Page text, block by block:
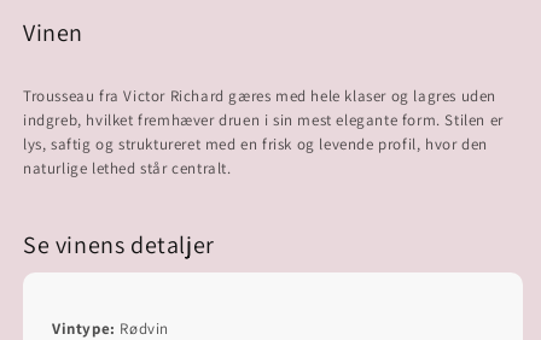
Vinen
Trousseau fra Victor Richard gæres med hele klaser og lagres uden
indgreb, hvilket fremhæver druen i sin mest elegante form. Stilen er
lys, saftig og struktureret med en frisk og levende profil, hvor den
Se vinens detaljer
Vintype: Rødvin